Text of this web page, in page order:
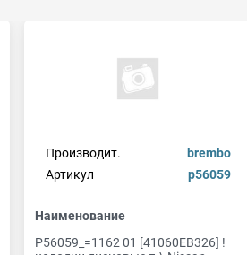
Производит.
brembo
Артикул
p56059
Наименование
P56059_=1162 01 [41060EB326] !